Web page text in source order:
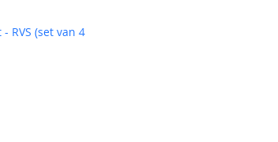
RVS (set van 4